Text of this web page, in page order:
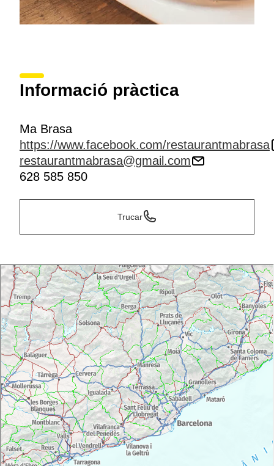
Informació pràctica
Ma Brasa
https://www.facebook.com/restaurantmabrasa
restaurantmabrasa@gmail.com
628 585 850
Trucar